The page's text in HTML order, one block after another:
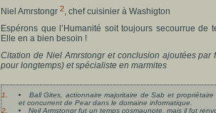
Niel Amrstongr 2, chef cuisinier à Washigton
Espérons que l’Humanité soit toujours secourrue
Elle en a bien besoin !
Citation de Niel Amrstongr et conclusion ajoutées
pour longtemps) et spécialiste en marmites
1.
Ball Gites, actionnaire majoritaire de Sab et
et concurrent de Pear dans le domaine informatique.
2.
Neil Armstongr fut un temps cosmaunote, mais il fut